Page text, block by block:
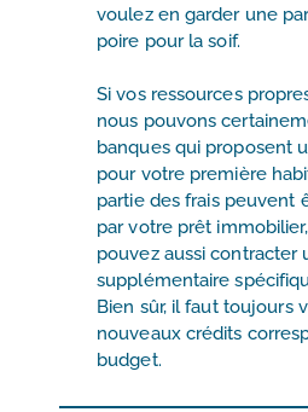
voulez en garder une
poire pour la soif.
Si vos ressources
nous pouvons
banques qui proposent
pour votre première
partie des frais peuvent
par votre prêt
pouvez aussi contracter
supplémentaire
Bien sûr, il faut toujours
nouveaux crédits
budget.